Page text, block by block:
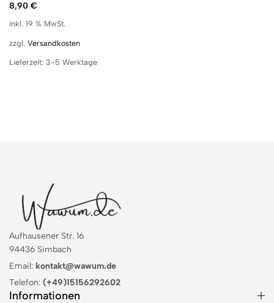
8,90 €
inkl. 19 % MwSt.
zzgl. Versandkosten
Lieferzeit: 3-5 Werktage
Aufhausener Str. 16
94436 Simbach
Email: kontakt@wawum.de
Telefon: (+49)15156292602
Informationen